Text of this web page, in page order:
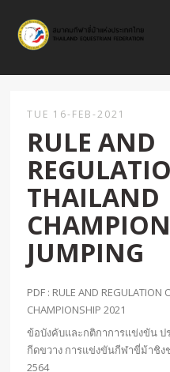
TUE 16-FEB-2021
RULE AND
THAILAND
JUMPING
PDF : RULE AND REGULATION
CHAMPIONSHIP 2021
ข้อบังคับและกติกาการแข่งขัน ป
กีดขวาง การแข่งขันกีฬาขี่ม้าชิง
2564